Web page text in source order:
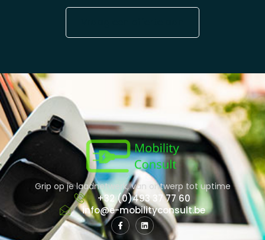
Grip op je laadnetwerk, van ontwerp tot uptime
+32 (0)493 37 77 60
info@e-mobilityconsult.be